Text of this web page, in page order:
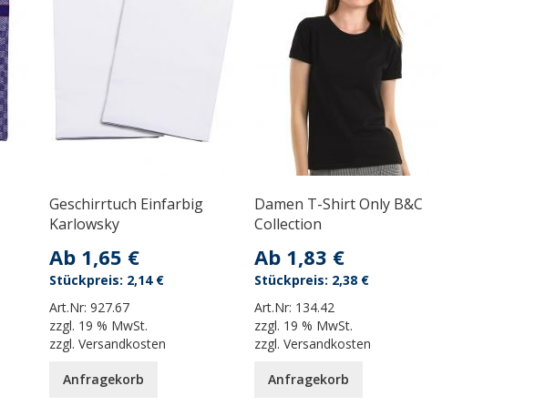
Geschirrtuch Einfarbig
Karlowsky
Ab 1,65 €
Art.Nr: 927.67
zzgl. 19 % MwSt.
zzgl. Versandkosten
2,14 €
Anfragekorb
Damen T-Shirt Only B&C
Collection
Ab 1,83 €
Art.Nr: 134.42
zzgl. 19 % MwSt.
zzgl.Versandkosten
2,38 €
Anfragekorb